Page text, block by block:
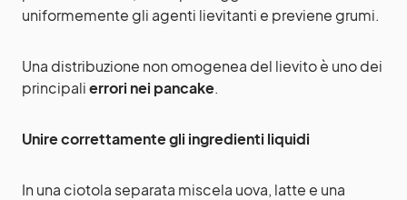
uniformemente gli agenti lievitanti e previene grumi.
Una distribuzione non omogenea del lievito è uno dei
principalierrori nei pancake.
Unire correttamente gli ingredienti liquidi
In una ciotola separata miscela uova, latte e una